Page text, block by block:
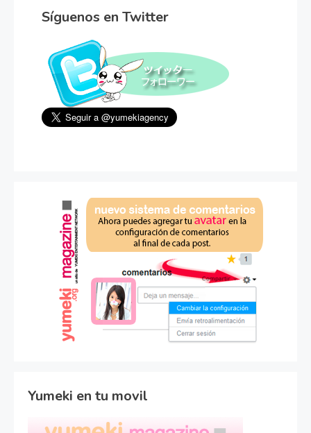
Síguenos en Twitter
Yumeki en tu movil